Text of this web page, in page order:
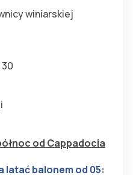
winiarskiej
od Cappadocia
latać balonem od 05: